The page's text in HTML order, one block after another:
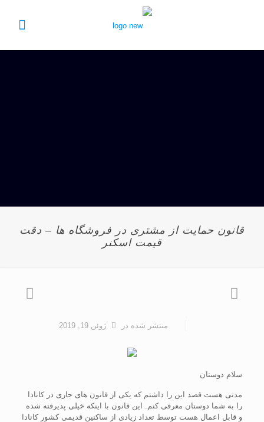
قانون حمایت از مشتری در فروشگاه ها – دقت
قیمت اسکنر
منتشر شده در ژوئن 19, 2019
سلام دوستان
مدتی هست قصد این را داشتم که یکی از قانون های جاری در کانادا
را به شما دوستان معرفی کنم. این قانون با اینکه خیلی پذیرفته شده
و قابل اعمال هست توسط تعداد زیادی از ساکنین قدیمی کشور کانادا